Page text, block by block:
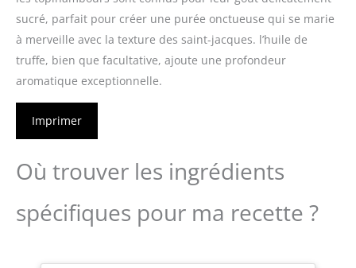
sucré, parfait pour créer une purée onctueuse qui se marie
à merveille avec la texture des saint-jacques. l’huile de
truffe, bien que facultative, ajoute une profondeur
aromatique exceptionnelle.
Imprimer
Où trouver les ingrédients
spécifiques pour ma recette ?